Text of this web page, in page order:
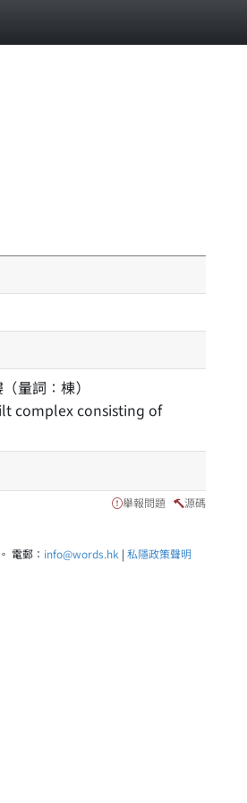
量詞：棟）
complex consisting of
舉報問題 源碼
電郵： info@words.hk | 私隱政策聲明